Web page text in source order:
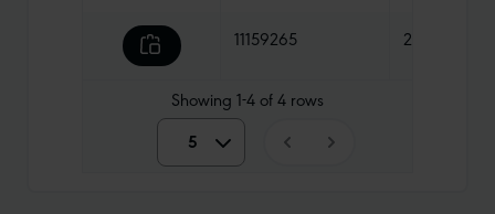
11159265 28,90 €
Showing 1-4of4 rows
5 5